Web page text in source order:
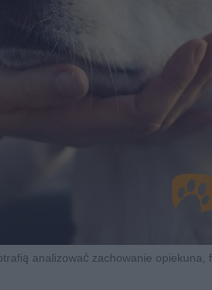
analizować zachowanie opiekuna,